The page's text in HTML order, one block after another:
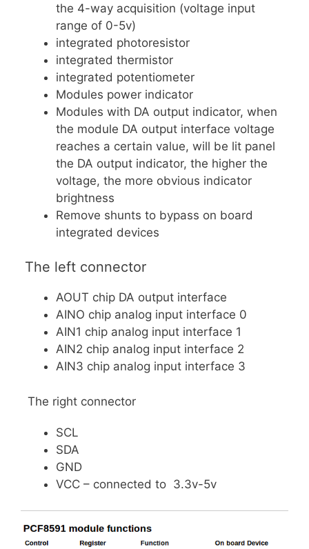
the 4-way acquisition (voltage input
range of 0-5v)
integrated photoresistor
integrated thermistor
integrated potentiometer
Modules power indicator
Modules with DA output indicator, when
the module DA output interface voltage
reaches a certain value, will be lit panel
the DA output indicator, the higher the
voltage, the more obvious indicator
brightness
Remove shunts to bypass on board
integrated devices
The left connector
AOUT chip DA output interface
AINO chip analog input interface 0
AIN1 chip analog input interface 1
AIN2 chip analog input interface 2
AIN3 chip analog input interface 3
The right connector
SCL
SDA
GND
VCC – connected to 3.3v-5v